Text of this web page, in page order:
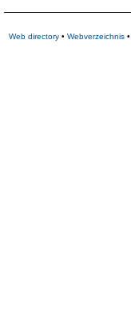
Web directory • Webverzeichnis •